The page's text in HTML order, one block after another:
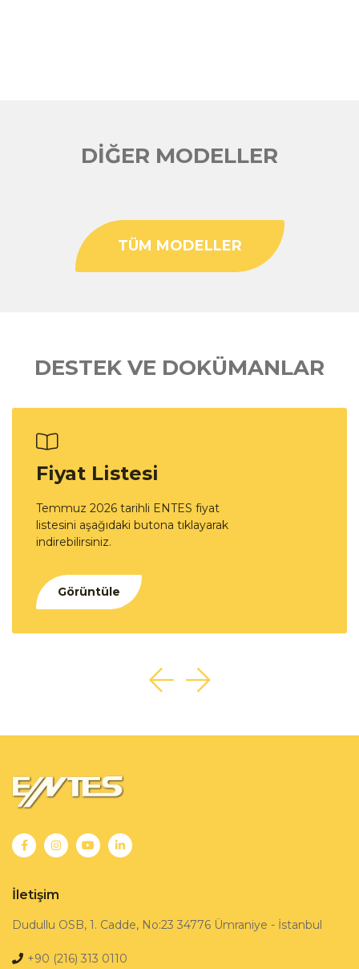
DİĞER MODELLER
TÜM MODELLER
DESTEK VE DOKÜMANLAR
Fiyat Listesi
Temmuz 2026 tarihli ENTES fiyat
listesini aşağıdaki butona tıklayarak
indirebilirsiniz.
Görüntüle
İletişim
Dudullu OSB, 1. Cadde, No:23 34776 Ümraniye - İstanbul
+90 (216) 313 0110